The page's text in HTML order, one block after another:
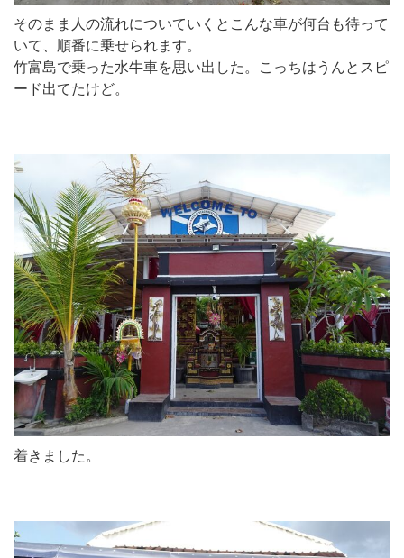
そのまま人の流れについていくとこんな車が何台も待って
いて、順番に乗せられます。
竹富島で乗った水牛車を思い出した。こっちはうんとスピ
ード出てたけど。
着きました。